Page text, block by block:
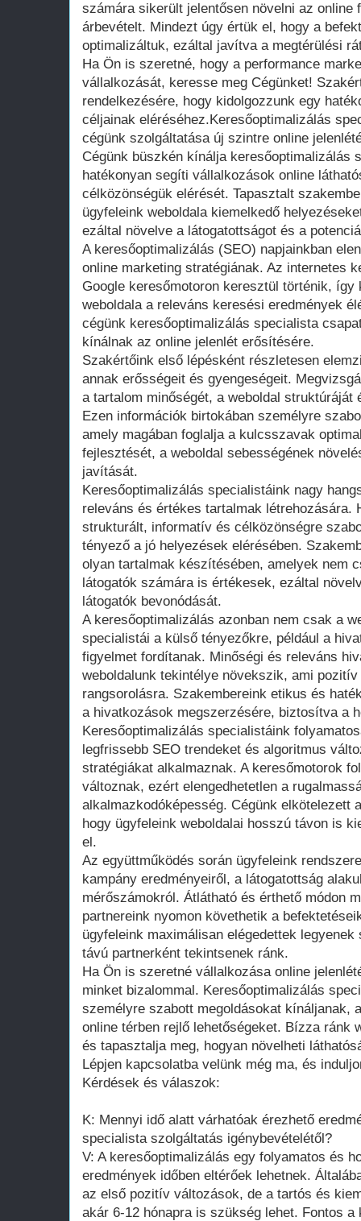
számára sikerült jelentősen növelni az online
árbevételt. Mindezt úgy értük el, hogy a
optimalizáltuk, ezáltal javítva a megtérülési
Ha Ön is szeretné, hogy a performance
vállalkozását, keresse meg Cégünket!
rendelkezésére, hogy kidolgozzunk egy
céljainak eléréséhez.Keresőoptimalizálás
cégünk szolgáltatása új szintre online
Cégünk büszkén kínálja keresőoptimalizálás
hatékonyan segíti vállalkozások online
célközönségük elérését. Tapasztalt
ügyfeleink weboldala kiemelkedő
ezáltal növelve a látogatottságot és a
A keresőoptimalizálás (SEO) napjainkban
online marketing stratégiának. Az internetes
Google keresőmotoron keresztül történik, így
weboldala a releváns keresési eredmények
cégünk keresőoptimalizálás specialista
kínálnak az online jelenlét erősítésére.
Szakértőink első lépésként részletesen
annak erősségeit és gyengeségeit.
a tartalom minőségét, a weboldal struktúráját
Ezen információk birtokában személyre
amely magában foglalja a kulcsszavak
fejlesztését, a weboldal sebességének
javítását.
Keresőoptimalizálás specialistáink nagy
releváns és értékes tartalmak létrehozására.
strukturált, informatív és célközönségre
tényező a jó helyezések elérésében.
olyan tartalmak készítésében, amelyek nem
látogatók számára is értékesek, ezáltal
látogatók bevonódását.
A keresőoptimalizálás azonban nem csak a
specialistái a külső tényezőkre, például a
figyelmet fordítanak. Minőségi és releváns
weboldalunk tekintélye növekszik, ami
rangsorolásra. Szakembereink etikus és
a hivatkozások megszerzésére, biztosítva a
Keresőoptimalizálás specialistáink
legfrissebb SEO trendeket és algoritmus
stratégiákat alkalmaznak. A keresőmotorok
változnak, ezért elengedhetetlen a
alkalmazkodóképesség. Cégünk elkötelezett
hogy ügyfeleink weboldalai hosszú távon is
el.
Az együttműködés során ügyfeleink
kampány eredményeiről, a látogatottság
mérőszámokról. Átlátható és érthető módon
partnereink nyomon követhetik a
ügyfeleink maximálisan elégedettek
távú partnerként tekintsenek ránk.
Ha Ön is szeretné vállalkozása online
minket bizalommal. Keresőoptimalizálás
személyre szabott megoldásokat kínáljanak,
online térben rejlő lehetőségeket. Bízza ránk
és tapasztalja meg, hogyan növelheti
Lépjen kapcsolatba velünk még ma, és
Kérdések és válaszok:
K: Mennyi idő alatt várhatóak érezhető
specialista szolgáltatás igénybevételétől?
V: A keresőoptimalizálás egy folyamatos és
eredmények időben eltérőek lehetnek.
az első pozitív változások, de a tartós és
akár 6-12 hónapra is szükség lehet. Fontos